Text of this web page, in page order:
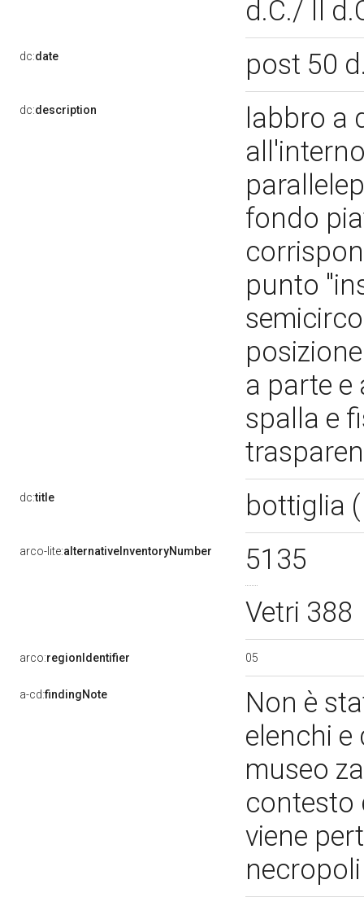
d.C./ II
dc:date post 50
dc:description
labbro a
fondo
punto
a parte
spalla e
dc:title bottiglia
arco-lite:alternativeInventoryNumber
5135
Vetri 388
arco:regionIdentifier 05
a-cd:findingNote
Non è
elenchi e
museo
contesto
viene